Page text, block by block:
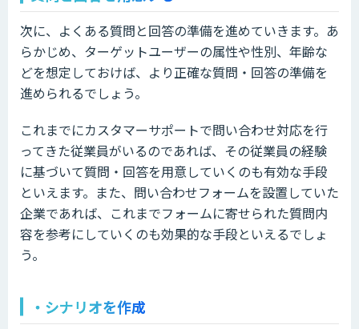
次に、よくある質問と回答の準備を進めていきます。あ
らかじめ、ターゲットユーザーの属性や性別、年齢な
どを想定しておけば、より正確な質問・回答の準備を
進められるでしょう。
これまでにカスタマーサポートで問い合わせ対応を行
ってきた従業員がいるのであれば、その従業員の経験
に基づいて質問・回答を用意していくのも有効な手段
といえます。また、問い合わせフォームを設置していた
企業であれば、これまでフォームに寄せられた質問内
容を参考にしていくのも効果的な手段といえるでしょ
う。
・シナリオを作成